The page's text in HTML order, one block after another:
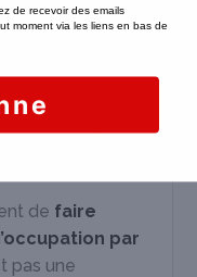
en projet, ils
définitive soit
avoir été versé,
de faire
par
pas une